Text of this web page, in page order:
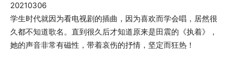
20210306
学生时代就因为看电视剧的插曲，因为喜欢而学会唱，居然很
久都不知道歌名。直到很久后才知道原来是田震的《执着》，
她的声音非常有磁性，带着哀伤的抒情，坚定而狂热！